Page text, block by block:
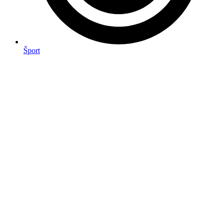
Šport